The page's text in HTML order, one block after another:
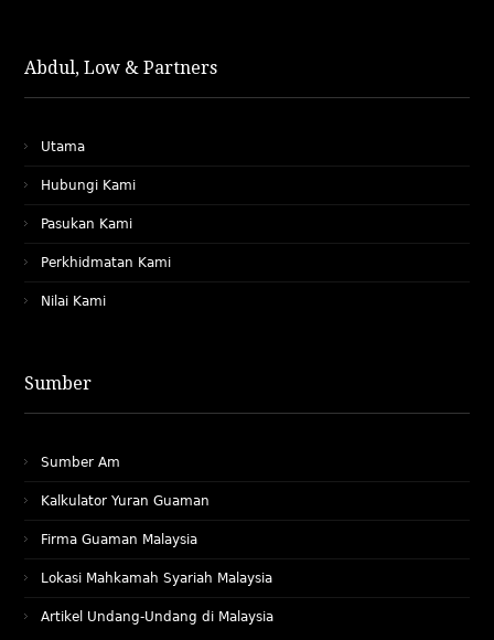
Abdul, Low & Partners
Utama
Hubungi Kami
Pasukan Kami
Perkhidmatan Kami
Nilai Kami
Sumber
Sumber Am
Kalkulator Yuran Guaman
Firma Guaman Malaysia
Lokasi Mahkamah Syariah Malaysia
Artikel Undang-Undang di Malaysia